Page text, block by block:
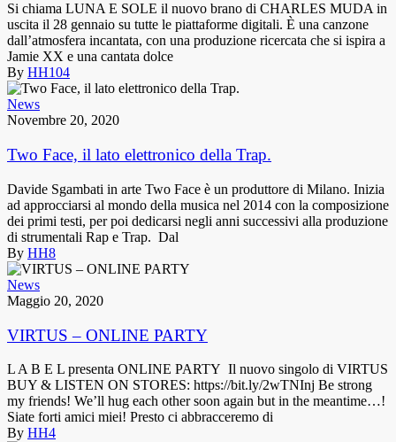
Si chiama LUNA E SOLE il nuovo brano di CHARLES MUDA in
uscita il 28 gennaio su tutte le piattaforme digitali. È una canzone
dall’atmosfera incantata, con una produzione ricercata che si ispira a
Jamie XX e una cantata dolce
By HH104
News
Novembre 20, 2020
Two Face, il lato elettronico della Trap.
Davide Sgambati in arte Two Face è un produttore di Milano. Inizia
ad approcciarsi al mondo della musica nel 2014 con la composizione
dei primi testi, per poi dedicarsi negli anni successivi alla produzione
di strumentali Rap e Trap. Dal
By HH8
News
Maggio 20, 2020
VIRTUS – ONLINE PARTY
L A B E L presenta ONLINE PARTY Il nuovo singolo di VIRTUS
BUY & LISTEN ON STORES: https://bit.ly/2wTNInj Be strong
my friends! We’ll hug each other soon again but in the meantime…!
Siate forti amici miei! Presto ci abbracceremo di
By HH4